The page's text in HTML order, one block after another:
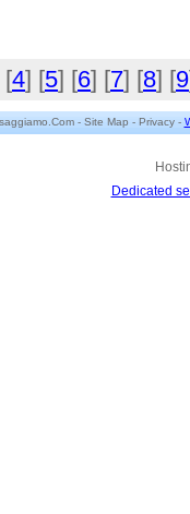
[4] [5] [6] [7] [8] [9
- Site Map - Privacy-
Dedicated